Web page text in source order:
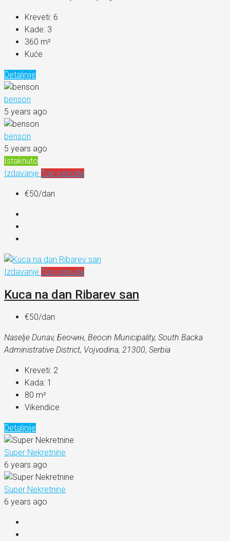
Kreveti: 6
Kade: 3
360 m²
Kuće
Detaljnije
benson
5 years ago
benson
5 years ago
Istaknuto
Izdavanje Top ponuda
€50/dan
Izdavanje Top ponuda
Kuca na dan Ribarev san
€50/dan
Naselje Dunav, Беочин, Beocin Municipality, South Backa
Administrative District, Vojvodina, 21300, Serbia
Kreveti: 2
Kada: 1
80 m²
Vikendice
Detaljnije
Super Nekretnine
6 years ago
Super Nekretnine
6 years ago